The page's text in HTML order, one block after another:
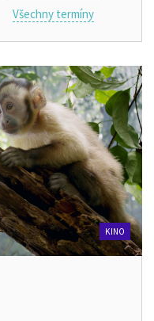
Všechny termíny
KINO